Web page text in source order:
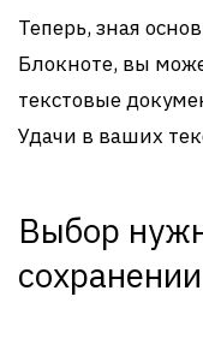
Теперь, зная
Блокноте, вы
текстовые
Удачи в ваших
Выбор